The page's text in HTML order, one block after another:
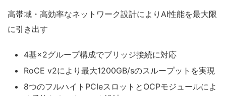
高帯域・高効率なネットワーク設計によりAI性能を最大限
に引き出す
4基×2グループ構成でブリッジ接続に対応
RoCE v2により最大1200GB/sのスループットを実現
8つのフルハイトPCIeスロットとOCPモジュールによ